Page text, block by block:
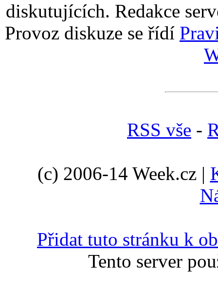
diskutujících. Redakce
Provoz diskuze se řídí
RSS vše -
(c) 2006-14 Week.cz |
Přidat tuto stránku k
Tento server